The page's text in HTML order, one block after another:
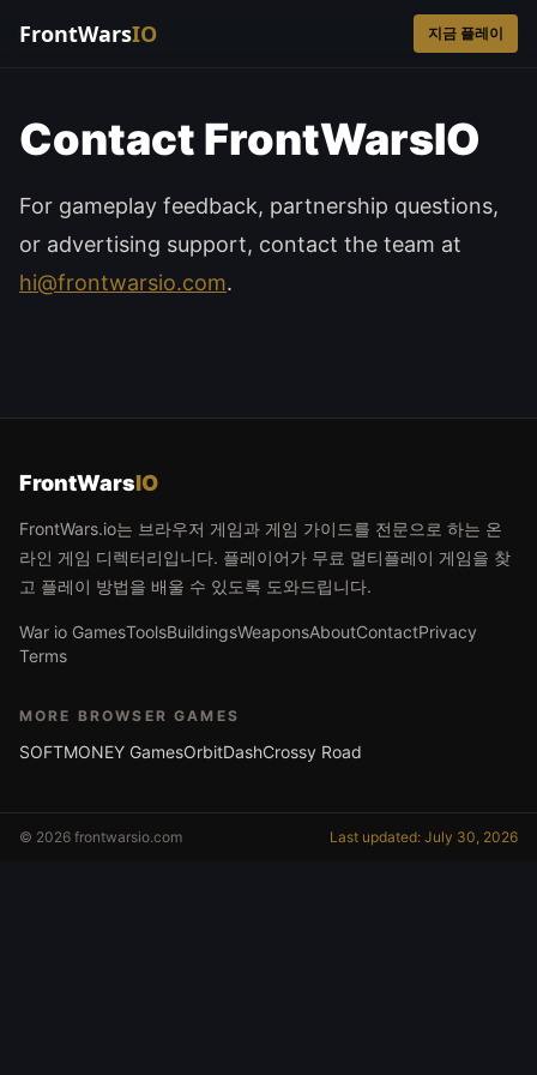
FrontWarsIO 지금 플레이
Contact FrontWarsIO
For gameplay feedback, partnership questions,
or advertising support, contact the team at
hi@frontwarsio.com.
FrontWarsIO
FrontWars.io는 브라우저 게임과 게임 가이드를 전문으로 하는 온
라인 게임 디렉터리입니다. 플레이어가 무료 멀티플레이 게임을 찾
고 플레이 방법을 배울 수 있도록 도와드립니다.
War io GamesToolsBuildingsWeaponsAboutContactPrivacy
Terms
MORE BROWSER GAMES
SOFTMONEY GamesOrbitDashCrossy Road
© 2026 frontwarsio.com Last updated: July 30, 2026